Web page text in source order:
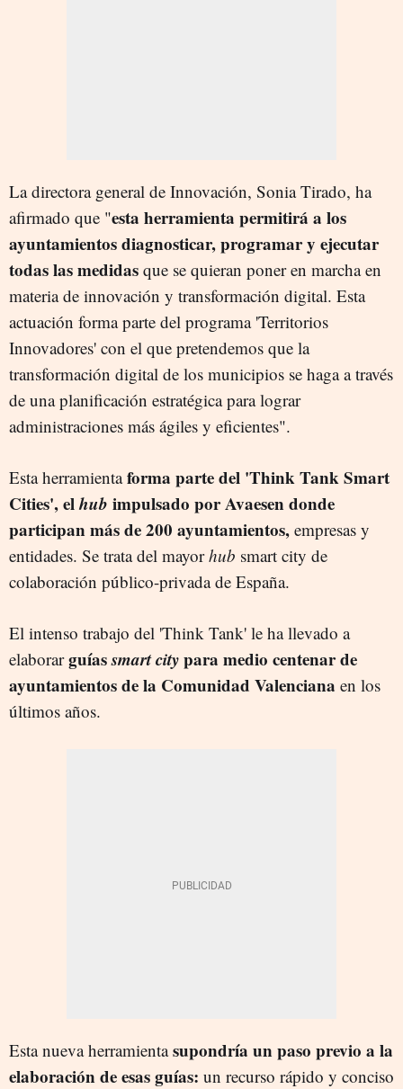
La directora general de Innovación, Sonia Tirado, ha
afirmado que "esta herramienta permitirá a los
ayuntamientos diagnosticar, programar y ejecutar
todas las medidas que se quieran poner en marcha en
materia de innovación y transformación digital. Esta
actuación forma parte del programa 'Territorios
Innovadores' con el que pretendemos que la
transformación digital de los municipios se haga a través
de una planificación estratégica para lograr
administraciones más ágiles y eficientes".
Esta herramientaforma parte del 'Think Tank Smart
Cities', elhub impulsado por Avaesen donde
participan más de 200 ayuntamientos, empresas y
entidades. Se trata del mayorhub smart city de
colaboración público-privada de España.
El intenso trabajo del 'Think Tank' le ha llevado a
elaborarguíassmart citypara medio centenar de
ayuntamientos de la Comunidad Valenciana en los
últimos años.
Esta nueva herramientasupondría un paso previo a la
elaboración de esas guías: un recurso rápido y conciso